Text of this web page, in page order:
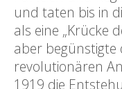
und taten bis in
als eine „Krücke
aber begünstigte
revolutionären
1919 die